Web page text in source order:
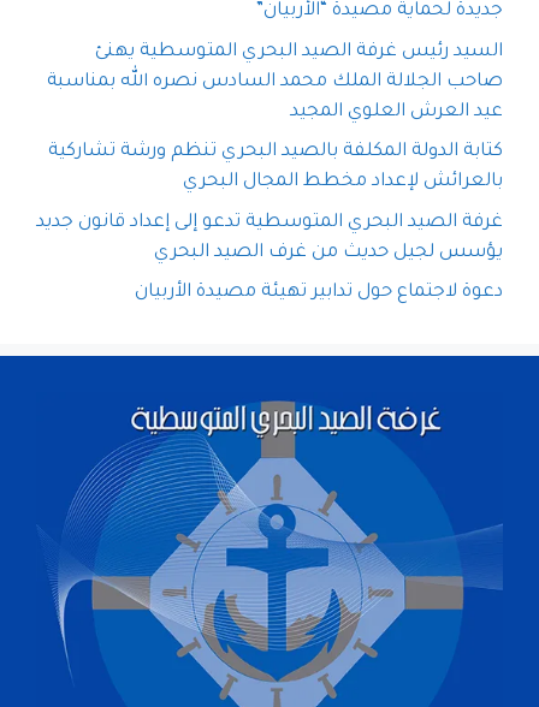
جديدة لحماية مصيدة “الأربيان”
السيد رئيس غرفة الصيد البحري المتوسطية يهنئ
صاحب الجلالة الملك محمد السادس نصره الله بمناسبة
عيد العرش العلوي المجيد
كتابة الدولة المكلفة بالصيد البحري تنظم ورشة تشاركية
بالعرائش لإعداد مخطط المجال البحري
غرفة الصيد البحري المتوسطية تدعو إلى إعداد قانون جديد
يؤسس لجيل حديث من غرف الصيد البحري
دعوة لاجتماع حول تدابير تهيئة مصيدة الأربيان